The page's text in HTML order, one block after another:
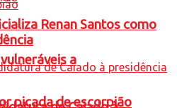
a
picada de escorpião
Renan Santos como